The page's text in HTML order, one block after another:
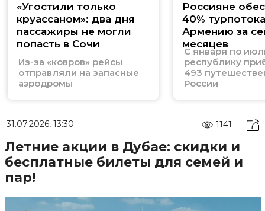
«Угостили только
круассаном»: два дня
пассажиры не могли
попасть в Сочи
Из-за «ковров» рейсы
отправляли на запасные
аэродромы
Россияне
40%
Армению за
месяцев
С января по
республику
493
России
31.07.2026, 13:30 1141
Летние акции в Дубае: скидки и
бесплатные билеты для семей и
пар!